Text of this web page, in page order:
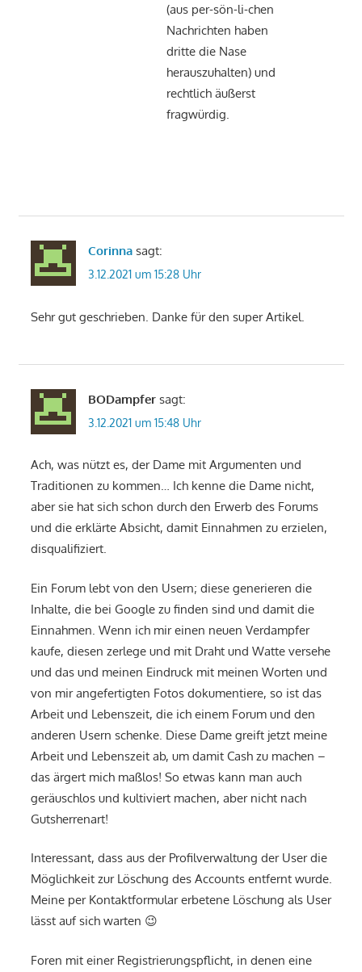
(aus per-sön-li-chen
Nachrichten haben
dritte die Nase
herauszuhalten) und
rechtlich äußerst
fragwürdig.
Corinna sagt:
3.12.2021 um 15:28 Uhr
Sehr gut geschrieben. Danke für den super Artikel.
BODampfer sagt:
3.12.2021 um 15:48 Uhr
Ach, was nützt es, der Dame mit Argumenten und
Traditionen zu kommen… Ich kenne die Dame nicht,
aber sie hat sich schon durch den Erwerb des Forums
und die erklärte Absicht, damit Einnahmen zu erzielen,
disqualifiziert.
Ein Forum lebt von den Usern; diese generieren die
Inhalte, die bei Google zu finden sind und damit die
Einnahmen. Wenn ich mir einen neuen Verdampfer
kaufe, diesen zerlege und mit Draht und Watte versehe
und das und meinen Eindruck mit meinen Worten und
von mir angefertigten Fotos dokumentiere, so ist das
Arbeit und Lebenszeit, die ich einem Forum und den
anderen Usern schenke. Diese Dame greift jetzt meine
Arbeit und Lebenszeit ab, um damit Cash zu machen –
das ärgert mich maßlos! So etwas kann man auch
geräuschlos und kultiviert machen, aber nicht nach
Gutsherrenart!
Interessant, dass aus der Profilverwaltung der User die
Möglichkeit zur Löschung des Accounts entfernt wurde.
Meine per Kontaktformular erbetene Löschung als User
lässt auf sich warten 😉
Foren mit einer Registrierungspflicht, in denen eine